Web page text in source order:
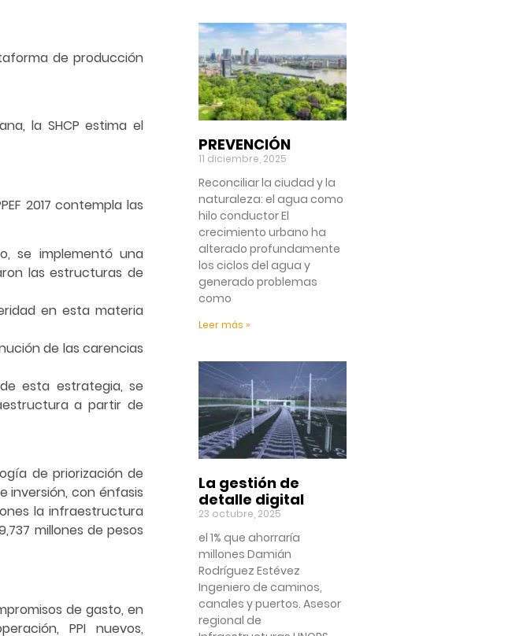
de producción
la SHCP estima el
2017 contempla las
se implementó una
las estructuras de
en esta materia
de las carencias
esta estrategia, se
a partir de
de priorización de
inversión, con énfasis
la infraestructura
millones de pesos
de gasto, en
PPI nuevos,
PREVENCIÓN
11 diciembre, 2025
Reconciliar la ciudad y la
naturaleza: el agua como
hilo conductor El
crecimiento urbano ha
alterado profundamente
los ciclos del agua y
generado problemas
como
Leer más »
La gestión de
detalle digital
23 octubre, 2025
el 1% que ahorraría
millones Damián
Rodríguez Estévez
Ingeniero de caminos,
canales y puertos. Asesor
regional de